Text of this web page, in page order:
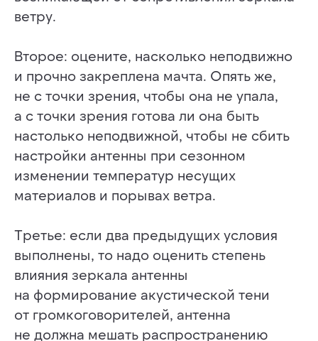
ветру.
Второе: оцените, насколько неподвижно
и прочно закреплена мачта. Опять же,
не с точки зрения, чтобы она не упала,
а с точки зрения готова ли она быть
настолько неподвижной, чтобы не сбить
настройки антенны при сезонном
изменении температур несущих
материалов и порывах ветра.
Третье: если два предыдущих условия
выполнены, то надо оценить степень
влияния зеркала антенны
на формирование акустической тени
от громкоговорителей, антенна
не должна мешать распространению
Нажимая на кнопку «отправить» я даю свое
в соответствии сполитикой конфиденциальности
Статьи
Заметки
РАЗДЕЛЫ
ИНФОСТРАТА
в области систем оповещения
населения в России